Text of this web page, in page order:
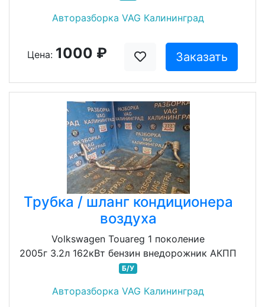
Авторазборка VAG Калининград
Цена: 1000 ₽ Заказать
Трубка / шланг кондиционера
воздуха
Volkswagen Touareg 1 поколение
2005г 3.2л 162кВт бензин внедорожник АКПП
Б/У
Авторазборка VAG Калининград